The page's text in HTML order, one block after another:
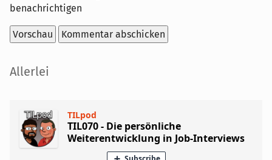
benachrichtigen
Seitenleiste
Allerlei